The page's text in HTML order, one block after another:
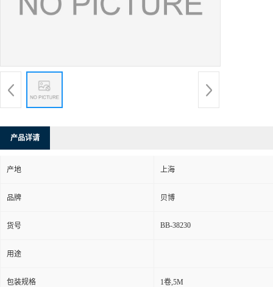
产品详请
产地 上海
品牌 贝博
货号 BB-38230
用途
包装规格 1卷,5M